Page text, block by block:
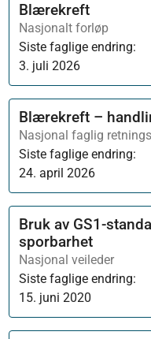
Blærekreft
Nasjonalt forløp
Siste faglige endring:
3. juli 2026
Blærekreft –
Nasjonal faglig
Siste faglige endring:
24. april 2026
Bruk av GS1-
sporbarhet
Nasjonal veileder
Siste faglige endring:
15. juni 2020